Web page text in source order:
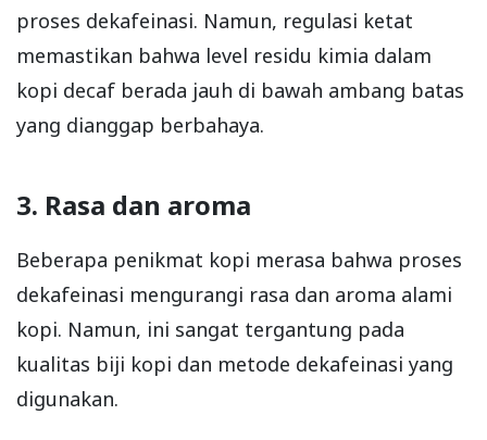
proses dekafeinasi. Namun, regulasi ketat
memastikan bahwa level residu kimia dalam
kopi decaf berada jauh di bawah ambang batas
yang dianggap berbahaya.
3. Rasa dan aroma
Beberapa penikmat kopi merasa bahwa proses
dekafeinasi mengurangi rasa dan aroma alami
kopi. Namun, ini sangat tergantung pada
kualitas biji kopi dan metode dekafeinasi yang
digunakan.